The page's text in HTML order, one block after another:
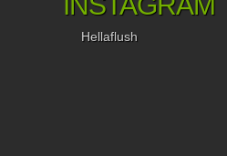
Hellaflush